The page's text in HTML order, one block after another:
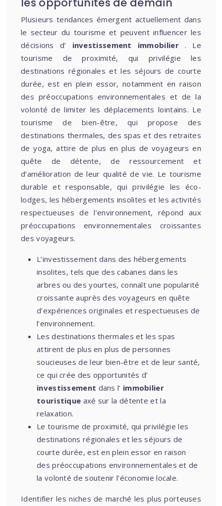
Plusieurs tendances émergent actuellement dans
le secteur du tourisme et peuvent influencer les
décisions d’ investissement immobilier . Le
tourisme de proximité, qui privilégie les
destinations régionales et les séjours de courte
durée, est en plein essor, notamment en raison
des préoccupations environnementales et de la
volonté de limiter les déplacements lointains. Le
tourisme de bien-être, qui propose des
destinations thermales, des spas et des retraites
de yoga, attire de plus en plus de voyageurs en
quête de détente, de ressourcement et
d’amélioration de leur qualité de vie. Le tourisme
durable et responsable, qui privilégie les éco-
lodges, les hébergements insolites et les activités
respectueuses de l’environnement, répond aux
préoccupations environnementales croissantes
des voyageurs.
L’investissement dans des hébergements
insolites, tels que des cabanes dans les
arbres ou des yourtes, connaît une popularité
croissante auprès des voyageurs en quête
d’expériences originales et respectueuses de
l’environnement.
Les destinations thermales et les spas
attirent de plus en plus de personnes
soucieuses de leur bien-être et de leur santé,
ce qui crée des opportunités d’
investissement dans l’ immobilier
touristique axé sur la détente et la
relaxation.
Le tourisme de proximité, qui privilégie les
destinations régionales et les séjours de
courte durée, est en plein essor en raison
des préoccupations environnementales et de
la volonté de soutenir l’économie locale.
Identifier les niches de marché les plus porteuses